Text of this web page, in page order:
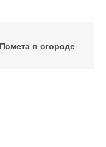
Помета в огороде